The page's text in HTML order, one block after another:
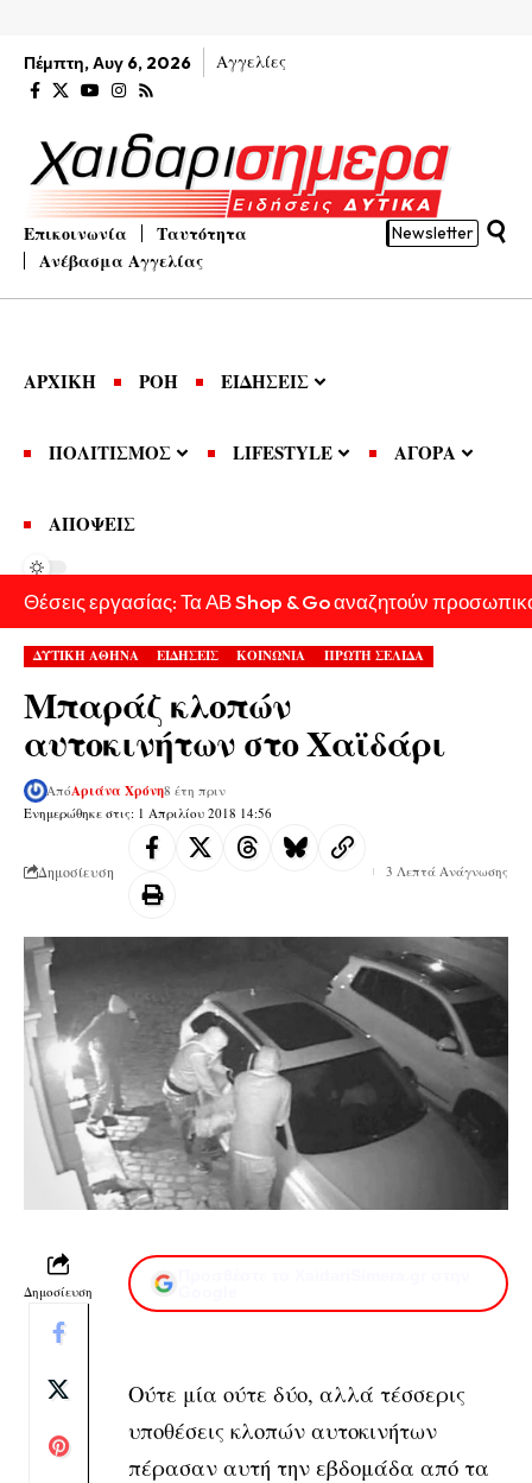
Πέμπτη, Αυγ 6, 2026 Αγγελίες
Επικοινωνία
Ταυτότητα
Ανέβασμα Αγγελίας
Newsletter
ΑΡΧΙΚΗ ΡΟΗ ΕΙΔΗΣΕΙΣ
ΠΟΛΙΤΙΣΜΟΣ LIFESTYLE ΑΓΟΡΑ
ΑΠΟΨΕΙΣ
Θέσεις εργασίας: Τα ΑΒ Shop & Go αναζητούν
ΔΥΤΙΚΗ ΑΘΗΝΑ ΕΙΔΗΣΕΙΣ ΚΟΙΝΩΝΙΑ ΠΡΩΤΗ ΣΕΛΙΔΑ
Μπαράζ κλοπών
αυτοκινήτων στο Χαϊδάρι
Ενημερώθηκε στις: 1 Απριλίου 2018 14:56
ΑπόΑριάνα Χρόνη8 έτη πριν
Δημοσίευση 3 Λεπτά Ανάγνωσης
Δημοσίευση
Ούτε μία ούτε δύο, αλλά τέσσερις
υποθέσεις κλοπών αυτοκινήτων
πέρασαν αυτή την εβδομάδα από τα